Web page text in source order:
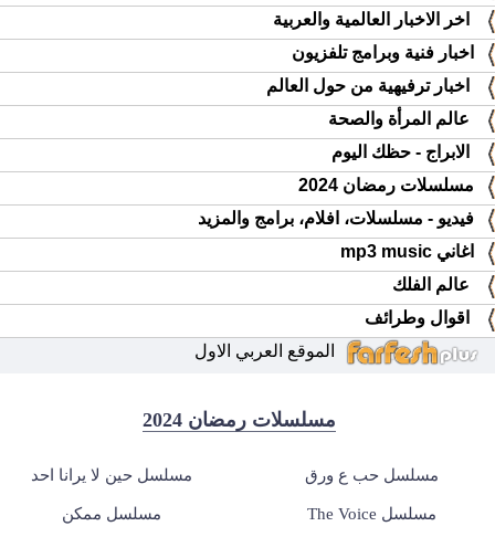
اخر الاخبار العالمية والعربية
اخبار فنية وبرامج تلفزيون
اخبار ترفيهية من حول العالم
عالم المرأة والصحة
الابراج - حظك اليوم
مسلسلات رمضان 2024
فيديو - مسلسلات، افلام، برامج والمزيد
اغاني mp3 music
عالم الفلك
اقوال وطرائف
الموقع العربي الاول
مسلسلات رمضان 2024
مسلسل حب ع ورق مسلسل حين لا يرانا احد
مسلسل The Voice مسلسل ممكن